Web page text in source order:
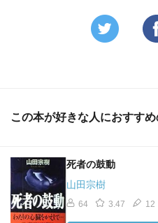
この本が好きな人におすす
死者の鼓動
山田宗樹
64 3.47 12